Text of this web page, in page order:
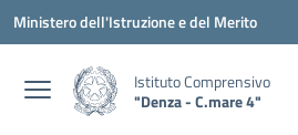
Vai ai contenuti
Vai al menu di navigazione
Vai al footer
Ministero dell'Istruzione e del Merito
Istituto Comprensivo
"Denza - C.mare 4"